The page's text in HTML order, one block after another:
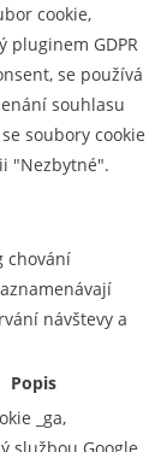
cookie,
pluginem GDPR
se používá
souhlasu
soubory cookie
"Nezbytné".
chování
návštevy a
Popis
_ga,